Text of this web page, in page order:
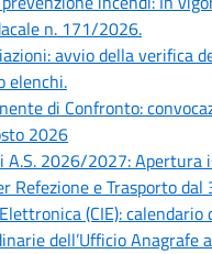
n. 171/2026.
avvio della verifica
elenchi.
di Confronto:
2026
A.S. 2026/2027: Apertura
Refezione e Trasporto dal
(CIE): calendario
dell’Ufficio Anagrafe